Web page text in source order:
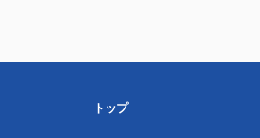
トップ